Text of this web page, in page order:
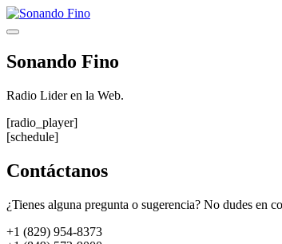
Saltar
al
Menú
Sonando Fino
Radio Lider en la Web.
[radio_player]
[schedule]
Contáctanos
¿Tienes alguna pregunta o sugerencia? No dudes en
+1 (829) 954-8373